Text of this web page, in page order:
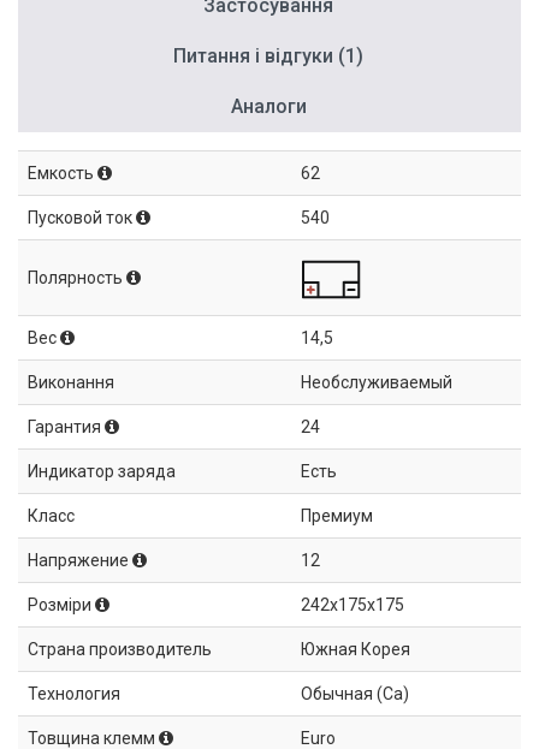
Застосування
Питання і відгуки (1)
Аналоги
Емкость 62
Пусковой ток 540
Полярность
Вес 14,5
Виконання Необслуживаемый
Гарантия 24
Индикатор заряда Есть
Класс Премиум
Напряжение 12
Розміри 242x175x175
Страна производитель Южная Корея
Технология Обычная (Ca)
Товщина клемм Euro